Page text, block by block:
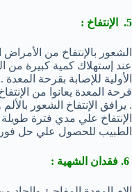
5. الإنتفاخ :
الشعور بالإنتفاخ من
عند إستهلاك كمية كبيرة من
الأولية للإصابة بقرحة
قرحة المعدة يعانوا من
. يرافق الإنتفاخ الشعور
الإنتفاخ علي مدي فترة
الطبيب للحصول علي حل